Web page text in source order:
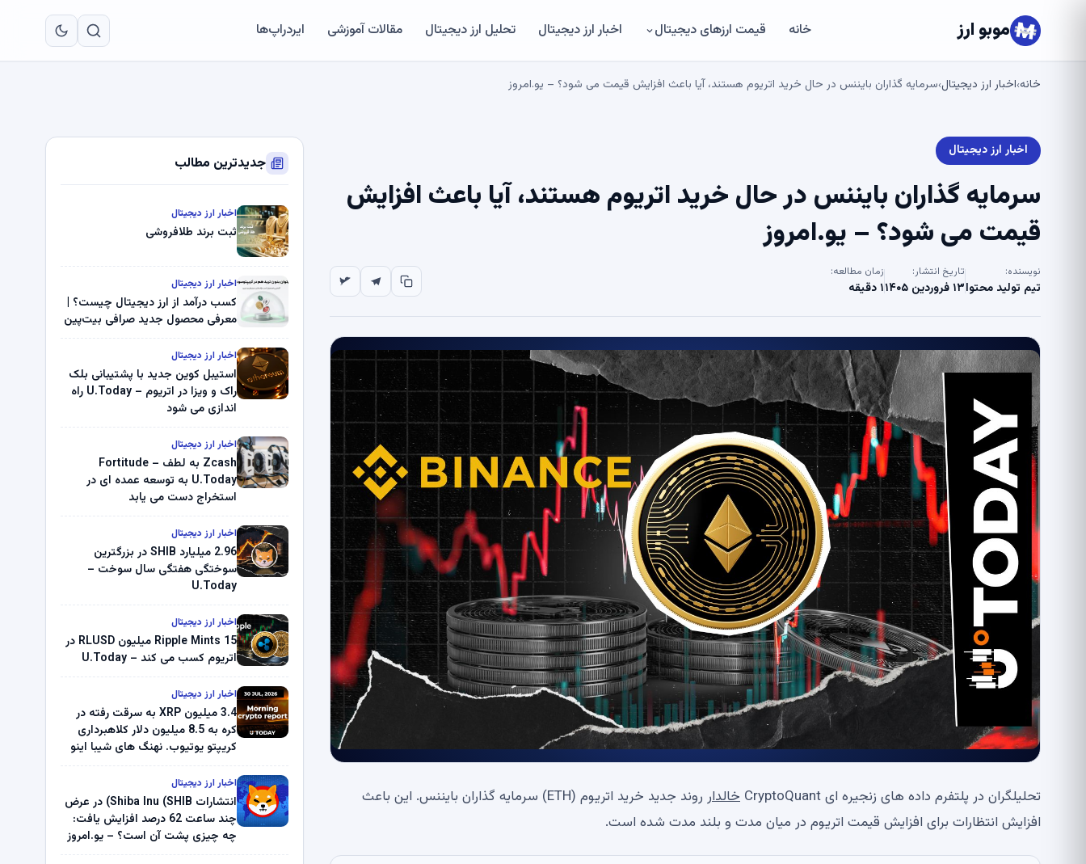
موبو ارز خانه قیمت ارزهای دیجیتال اخبار ارز دیجیتال تحلیل ارز دیجیتال مقالات آموزشی ایردراپ‌ها
خانه›اخبار ارز دیجیتال›سرمایه گذاران بایننس در حال خرید اتریوم هستند، آیا باعث افزایش قیمت می شود؟ – یو.امروز
اخبار ارز دیجیتال
سرمایه گذاران بایننس در حال خرید اتریوم هستند، آیا باعث افزایش
قیمت می شود؟ – یو.امروز
نویسنده:
تیم تولید محتوا
تاریخ انتشار:
۱۳ فروردین ۱۴۰۵
زمان مطالعه:
۱ دقیقه
تحلیلگران در پلتفرم داده های زنجیره ای CryptoQuant خالدار
روند جدید خرید اتریوم (ETH) سرمایه گذاران بایننس. این باعث
افزایش انتظارات برای افزایش قیمت اتریوم در میان مدت و بلند مدت شده است.
جدیدترین مطالب
اخبار ارز دیجیتال
ثبت برند طلافروشی
اخبار ارز دیجیتال
کسب درآمد از ارز دیجیتال چیست؟ |
معرفی محصول جدید صرافی بیت‌پین
اخبار ارز دیجیتال
استیبل کوین جدید با پشتیبانی بلک
راک و ویزا در اتریوم – U.Today راه
اندازی می شود
اخبار ارز دیجیتال
Zcash به لطف Fortitude –
U.Today به توسعه عمده ای در
استخراج دست می یابد
اخبار ارز دیجیتال
2.96 میلیارد SHIB در بزرگترین
سوختگی هفتگی سال سوخت –
U.Today
اخبار ارز دیجیتال
Ripple Mints 15 میلیون RLUSD در
اتریوم کسب می کند – U.Today
اخبار ارز دیجیتال
3.4 میلیون XRP به سرقت رفته در
کره به 8.5 میلیون دلار کلاهبرداری
کریپتو یوتیوب. نهنگ های شیبا اینو
میلیون دلار U-Turn در بیت کوین را
ثبت کرد – گزارش کریپتو صبح –
U.Today
اخبار ارز دیجیتال
انتشارات Shiba Inu (SHIB) در عرض
چند ساعت 62 درصد افزایش یافت:
چه چیزی پشت آن است؟ – یو.امروز